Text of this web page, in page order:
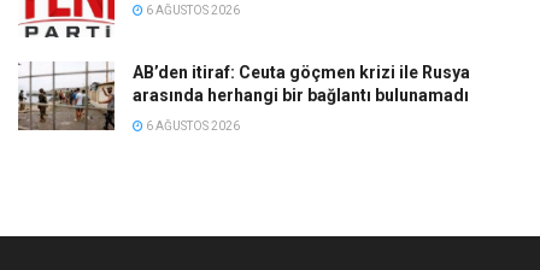
6 AĞUSTOS 2026
AB’den itiraf: Ceuta göçmen krizi ile Rusya
arasında herhangi bir bağlantı bulunamadı
6 AĞUSTOS 2026